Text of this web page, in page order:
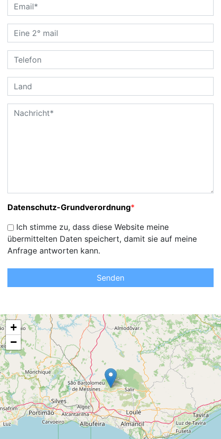
Datenschutz-Grundverordnung*
Ich stimme zu, dass diese Website meine
übermittelten Daten speichert, damit sie auf meine
Anfrage antworten kann.
Senden
+
−